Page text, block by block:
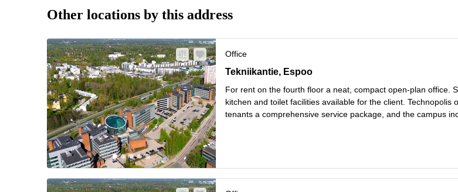
Other locations by this address
Office
Tekniikantie 12, Espoo
Tekniikantie, Espoo
For rent on the fourth floor a neat, compact open-plan office.
kitchen and toilet facilities available for the client. Technopolis
tenants a comprehensive service package, and the campus